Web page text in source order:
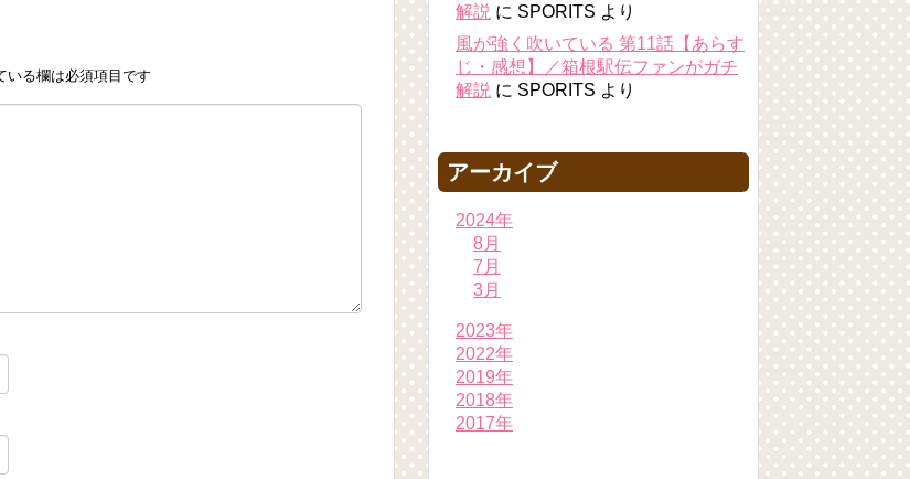
いる欄は必須項目です
解説 に SPORITS より
風が強く吹いている 第11話【あらす
じ・感想】／箱根駅伝ファンがガチ
解説 に SPORITS より
アーカイブ
2024年
8月
7月
3月
2023年
2022年
2019年
2018年
2017年